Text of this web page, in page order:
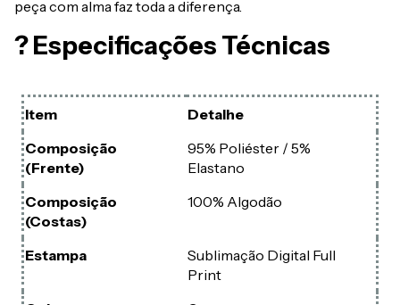
peça com alma faz toda a diferença.
? Especificações Técnicas
Item
Detalhe
Composição
(Frente)
95% Poliéster / 5%
Elastano
Composição
(Costas)
100% Algodão
Estampa
Sublimação Digital Full
Print